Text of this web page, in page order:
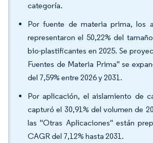
categoría.
Por fuente de materia prima, los
representaron el 50,22% del
bio-plastificantes en 2025. Se
Fuentes de Materia Prima" se
del 7,59% entre 2026 y 2031.
Por aplicación, el aislamiento de
capturó el 30,91% del volumen de
las "Otras Aplicaciones" están
CAGR del 7,12% hasta 2031.